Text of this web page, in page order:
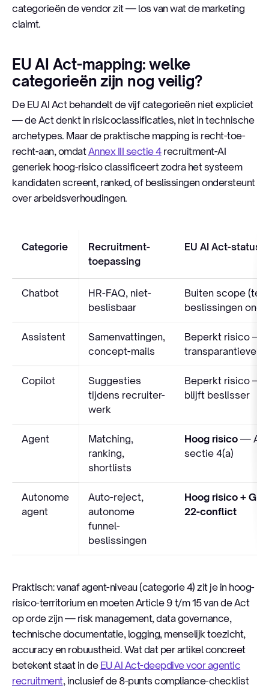
categorieën de vendor zit — los van wat de marketing
claimt.
EU AI Act-mapping: welke
categorieën zijn nog veilig?
De EU AI Act behandelt de vijf categorieën niet expliciet
— de Act denkt in risicoclassificaties, niet in technische
archetypes. Maar de praktische mapping is recht-toe-
recht-aan, omdatAnnex III sectie 4recruitment-AI
generiek hoog-risico classificeert zodra het systeem
kandidaten screent, ranked, of beslissingen ondersteunt
over arbeidsverhoudingen.
Categorie
Recruitment-
toepassing
EU AI Act-status
Chatbot
HR-FAQ, niet-
beslisbaar
Buiten scope
beslissingen
Assistent
Samenvattingen,
concept-mails
Beperkt risico —
Copilot
Suggesties
tijdens recruiter-
werk
Beperkt risico —
blijft beslisser
Agent
Matching,
ranking,
shortlists
Hoog risico —
sectie 4(a)
Autonome
agent
Auto-reject,
autonome
funnel-
beslissingen
Hoog risico +
22-conflict
Praktisch: vanaf agent-niveau (categorie 4) zit je in hoog-
risico-territorium en moeten Article 9 t/m 15 van de Act
op orde zijn — risk management, data governance,
technische documentatie, logging, menselijk toezicht,
accuracy en robuustheid. Wat dat per artikel concreet
betekent staat in de EU AI Act-deepdive voor agentic
recruitment, inclusief de 8-punts compliance-checklist